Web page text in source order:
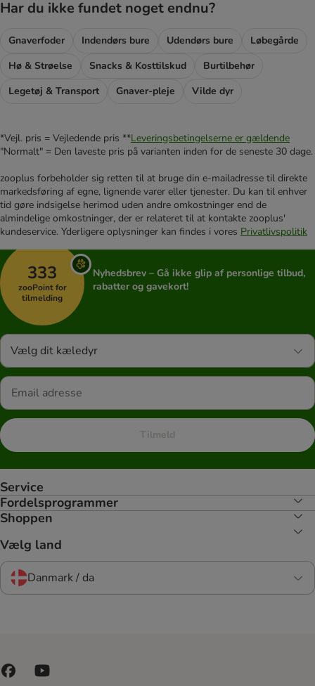
Har du ikke fundet noget endnu?
Gnaverfoder Indendørs bure Udendørs bure
Løbegårde
Hø & Strøelse
Snacks & Kosttilskud
Burtilbehør
Legetøj & Transport
Gnaver-pleje Vilde dyr
*Vejl. pris = Vejledende pris **Leveringsbetingelserne er gældende
"Normalt" = Den laveste pris på varianten inden for de seneste 30 dage.
zooplus forbeholder sig retten til at bruge din e-mailadresse til direkte
markedsføring af egne, lignende varer eller tjenester. Du kan til enhver
tid gøre indsigelse herimod uden andre omkostninger end de
almindelige omkostninger, der er relateret til at kontakte zooplus'
kundeservice. Yderligere oplysninger kan findes i vores Privatlivspolitik
333
zooPoint for
tilmelding
Nyhedsbrev – Gå ikke glip af personlige tilbud,
rabatter og gavekort!
Vælg dit kæledyr
Tilmeld
Service
Fordelsprogrammer
Shoppen
Vælg land
Danmark / da